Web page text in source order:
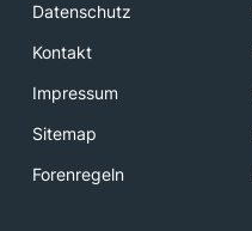
Datenschutz
Kontakt
Impressum
Sitemap
Forenregeln